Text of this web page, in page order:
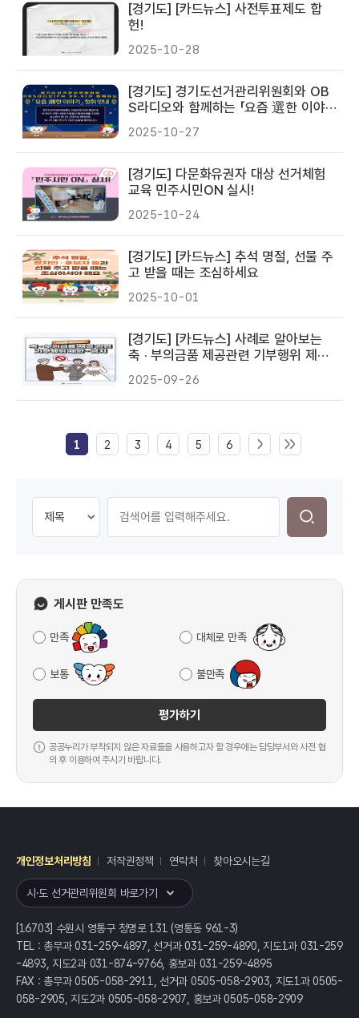
[경기도] [카드뉴스] 사전투표제도 합
헌!
2025-10-28
[경기도] 경기도선거관리위원회와 OB
S라디오와 함께하는 「요즘 選한 이야
기」 청취 안내!
2025-10-27
[경기도] 다문화유권자 대상 선거체험
교육 민주시민ON 실시!
2025-10-24
[경기도] [카드뉴스] 추석 명절, 선물 주
고 받을 때는 조심하세요
2025-10-01
[경기도] [카드뉴스] 사례로 알아보는
축 · 부의금품 제공관련 기부행위 제한 ·
금지
2025-09-26
1 2 3 4 5 6
게시판 만족도
만족 대체로 만족
보통 불만족
평가하기
공공누리가 부착되지 않은 자료들을 사용하고자 할 경우에는 담당부서와 사전 협
의 후 이용하여 주시기 바랍니다.
개인정보처리방침 저작권정책 연락처 찾아오시는길
시·도 선거관리위원회 바로가기
[16703] 수원시 영통구 청명로 131 (영통동 961-3)
TEL : 총무과 031-259-4897, 선거과 031-259-4890, 지도1과 031-259
-4893, 지도2과 031-874-9766, 홍보과 031-259-4895
FAX : 총무과 0505-058-2911, 선거과 0505-058-2903, 지도1과 0505-
058-2905, 지도2과 0505-058-2907, 홍보과 0505-058-2909